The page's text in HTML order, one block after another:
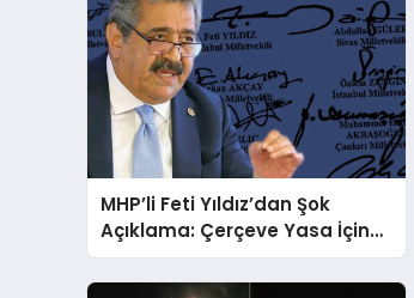
MHP’li Feti Yıldız’dan Şok
Açıklama: Çerçeve Yasa İçin
430 Tahmin!